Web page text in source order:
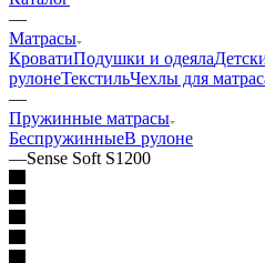
—
Матрасы
КроватиПодушки и одеяла
рулонеТекстильЧехлы для
—
Пружинные матрасы
БеспружинныеВ рулоне
—Sense Soft S1200